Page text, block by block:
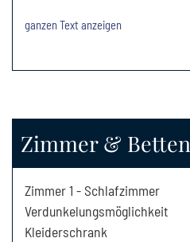
ganzen Text anzeigen
Zimmer & Betten
Zimmer1 - Schlafzimmer
Verdunkelungsmöglichkeit
Kleiderschrank